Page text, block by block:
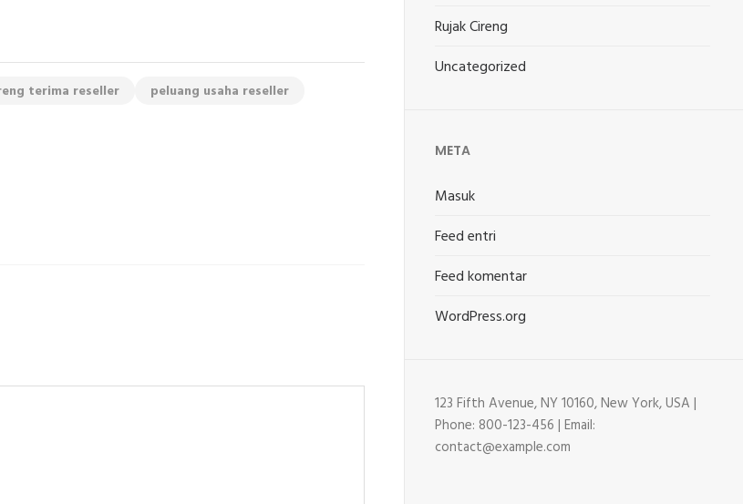
terima reseller
peluang usaha reseller
Rujak Cireng
Uncategorized
META
Masuk
Feed entri
Feed komentar
WordPress.org
123 Fifth Avenue, NY 10160, New York, USA |
Phone: 800-123-456 | Email:
contact@example.com